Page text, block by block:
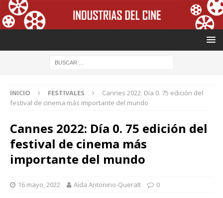
INICIO FESTIVALES
Cannes 2022: Día 0. 75 edición del
festival de cinema más importante del mundo
Cannes 2022: Día 0. 75 edición del
festival de cinema más
importante del mundo
16 mayo, 2022 Aïda Antonino-Queralt 0